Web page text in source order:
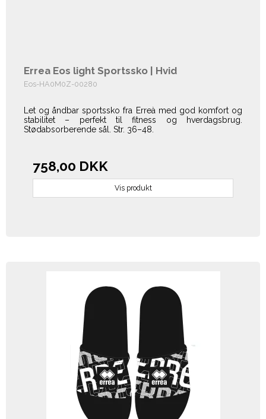
Errea Eos light Sportssko | Hvid
Eos-HA0M0Z-00280
Let og åndbar sportssko fra Erreà med god komfort og
stabilitet – perfekt til fitness og hverdagsbrug.
Stødabsorberende sål. Str. 36–48.
758,00 DKK
Vis produkt